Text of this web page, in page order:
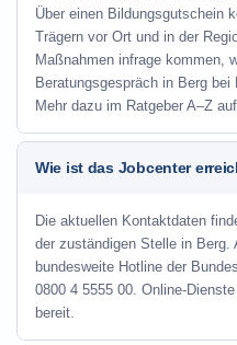
Über einen Bildungsgutschein
Trägern vor Ort und in der
Maßnahmen infrage kommen,
Beratungsgespräch in Berg
Mehr dazu im Ratgeber A–Z
Wie ist das Jobcenter
Die aktuellen Kontaktdaten
der zuständigen Stelle in Berg.
bundesweite Hotline der
0800 4 5555 00. Online-
bereit.